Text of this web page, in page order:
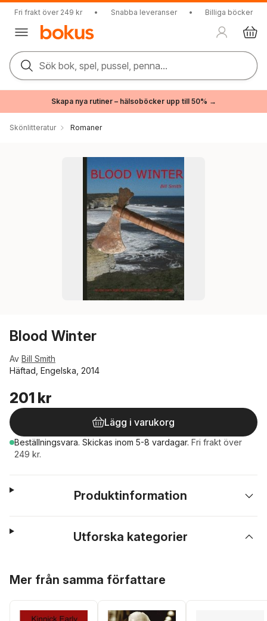
Fri frakt över 249 kr • Snabba leveranser • Billiga böcker
Sök bok, spel, pussel, penna...
Skapa nya rutiner – hälsoböcker upp till 50% →
Skönlitteratur Romaner
Blood Winter
Av Bill Smith
Häftad, Engelska, 2014
201 kr
Lägg i varukorg
Beställningsvara. Skickas inom 5-8 vardagar. Fri frakt över
249 kr.
Produktinformation
Utforska kategorier
Mer från samma författare